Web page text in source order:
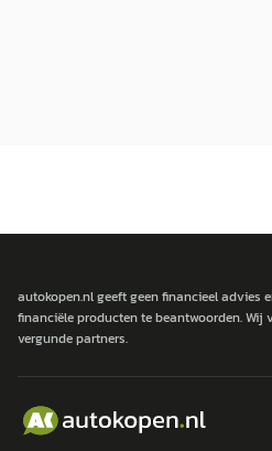
autokopen.nl geeft geen financieel advies
financiële producten te beantwoorden. Wij
vergunde partners.